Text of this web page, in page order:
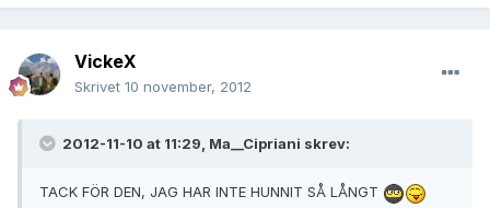
VickeX
Skrivet 10 november, 2012
2012-11-10 at 11:29, Ma__Cipriani skrev:
TACK FÖR DEN, JAG HAR INTE HUNNIT SÅ LÅNGT